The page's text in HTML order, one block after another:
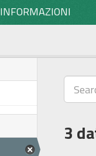
INFORMAZIONI
3